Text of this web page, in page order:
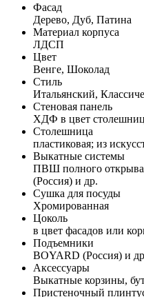
Фасад
Дерево, Дуб, Патина
Материал корпуса
ЛДСП
Цвет
Венге, Шоколад
Стиль
Итальянский,
Стеновая панель
ХДФ в цвет
Столешница
пластиковая; из
Выкатные системы
ПВШ полного
(Россия) и др.
Сушка для посуды
Хромированная
Цоколь
в цвет фасадов или
Подъемники
BOYARD (Россия) и
Аксессуары
Выкатные корзины,
Пристеночный